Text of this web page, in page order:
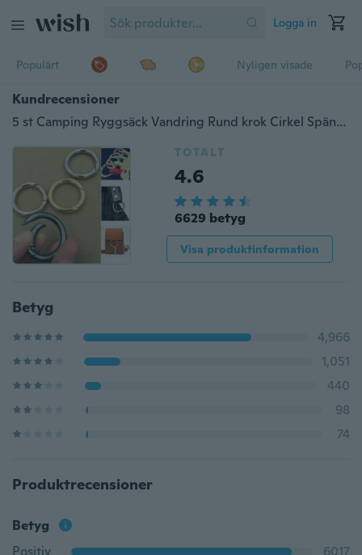
Logga in
Populärt Nyligen visade
Kundrecensioner
5 st Camping Ryggsäck Vandring Rund krok Cirkel Spänne 28mm Snäppklämmor Nyckelring
TOTALT
4.6
6629 betyg
Visa produktinformation
Betyg
4,966
1,051
440
98
74
Produktrecensioner
Betyg
Positiv
6017